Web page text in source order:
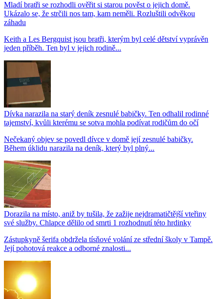
Mladí bratři se rozhodli ověřit si starou pověst o jejich domě.
Ukázalo se, že strčili nos tam, kam neměli. Rozluštili odvěkou
záhadu
Keith a Les Bergquist jsou bratři, kterým byl celé dětství vyprávěn
jeden příběh. Ten byl v jejich rodině...
Dívka narazila na starý deník zesnulé babičky. Ten odhalil rodinné
tajemství, kvůli kterému se sotva mohla podívat rodičům do očí
Nečekaný objev se povedl dívce v domě její zesnulé babičky.
Během úklidu narazila na deník, který byl plný...
Dorazila na místo, aniž by tušila, že zažije nejdramatičtější vteřiny
své služby. Chlapce dělilo od smrti 1 rozhodnutí této hrdinky
Zástupkyně šerifa obdržela tísňové volání ze střední školy v Tampě.
Její pohotová reakce a odborné znalosti...